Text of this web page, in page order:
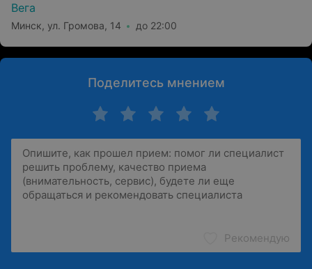
Вега
Минск, ул. Громова, 14 до 22:00
Поделитесь мнением
Рекомендую